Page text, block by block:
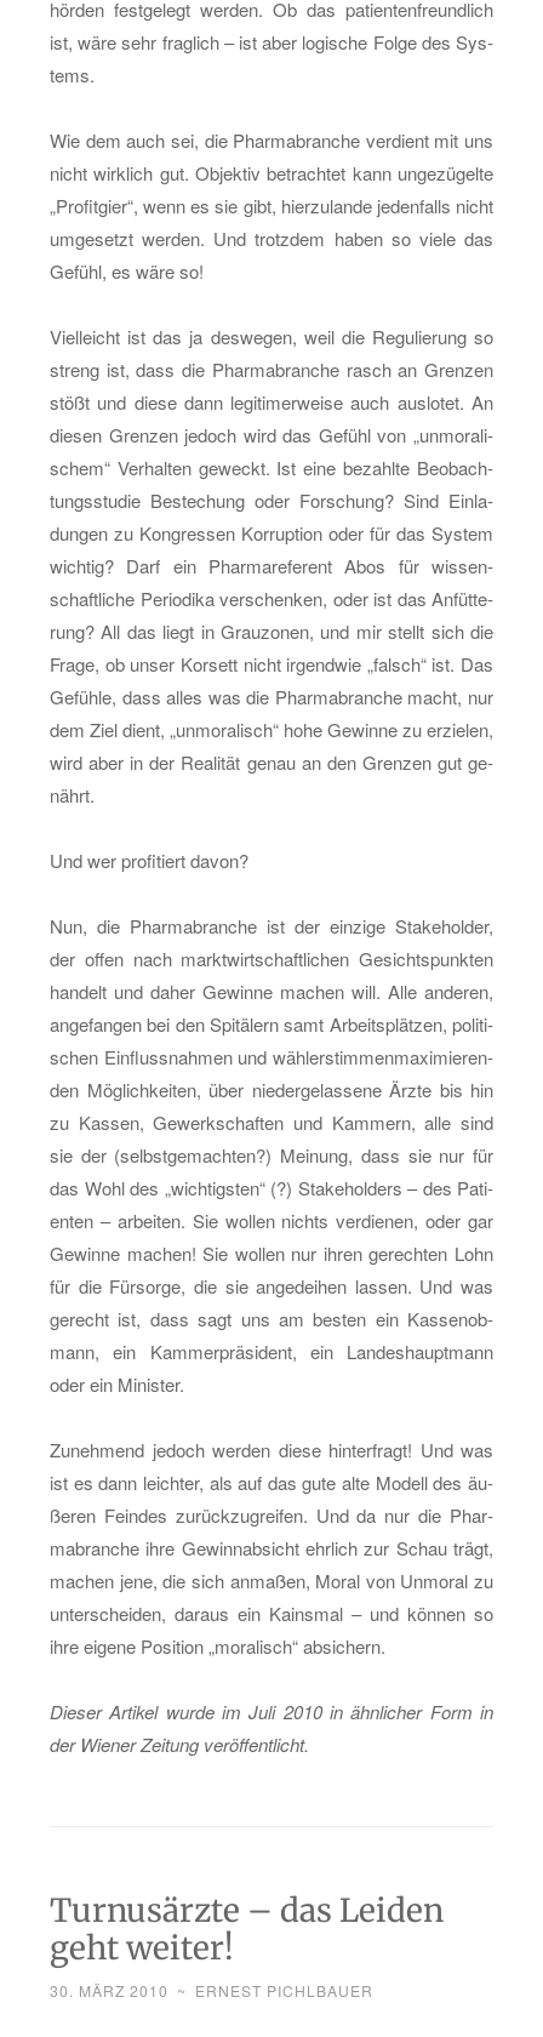
hör­den fest­ge­legt wer­den. Ob das pa­ti­en­ten­freund­lich
ist, wäre sehr frag­lich – ist aber lo­gi­sche Folge des Sys­
tems.
Wie dem auch sei, die Phar­ma­bran­che ver­dient mit uns
nicht wirk­lich gut. Ob­jek­tiv be­trach­tet kann un­ge­zü­gel­te
„Pro­fit­gier“, wenn es sie gibt, hier­zu­lan­de je­den­falls nicht
um­ge­setzt wer­den. Und trotz­dem haben so viele das
Ge­fühl, es wäre so!
Viel­leicht ist das ja des­we­gen, weil die Re­gu­lie­rung so
streng ist, dass die Phar­ma­bran­che rasch an Gren­zen
stößt und diese dann le­gi­ti­mer­wei­se auch aus­lo­tet. An
die­sen Gren­zen je­doch wird das Ge­fühl von „un­mo­ra­li­
schem“ Ver­hal­ten ge­weckt. Ist eine be­zahl­te Be­ob­ach­
tungs­stu­die Be­ste­chung oder For­schung? Sind Ein­la­
dun­gen zu Kon­gres­sen Kor­rup­ti­on oder für das Sys­tem
wich­tig? Darf ein Phar­ma­re­fe­rent Abos für wis­sen­
schaft­li­che Pe­ri­odi­ka ver­schen­ken, oder ist das An­füt­te­
rung? All das liegt in Grau­zo­nen, und mir stellt sich die
Frage, ob unser Kor­sett nicht ir­gend­wie „falsch“ ist. Das
Ge­füh­le, dass alles was die Phar­ma­bran­che macht, nur
dem Ziel dient, „un­mo­ra­lisch“ hohe Ge­win­ne zu er­zie­len,
wird aber in der Rea­li­tät genau an den Gren­zen gut ge­
nährt.
Und wer pro­fi­tiert davon?
Nun, die Phar­ma­bran­che ist der ein­zi­ge Sta­ke­hol­der,
der offen nach markt­wirt­schaft­li­chen Ge­sichts­punk­ten
han­delt und daher Ge­win­ne ma­chen will. Alle an­de­ren,
an­ge­fan­gen bei den Spi­tä­lern samt Ar­beits­plät­zen, po­li­ti­
schen Ein­fluss­nah­men und wäh­ler­stim­men­ma­xi­mie­ren­
den Mög­lich­kei­ten, über nie­der­ge­las­se­ne Ärzte bis hin
zu Kas­sen, Ge­werk­schaf­ten und Kam­mern, alle sind
sie der (selbst­ge­mach­ten?) Mei­nung, dass sie nur für
das Wohl des „wich­tigs­ten“ (?) Sta­ke­hol­ders – des Pa­ti­
en­ten – ar­bei­ten. Sie wol­len nichts ver­die­nen, oder gar
Ge­win­ne ma­chen! Sie wol­len nur ihren ge­rech­ten Lohn
für die Für­sor­ge, die sie an­ge­dei­hen las­sen. Und was
ge­recht ist, dass sagt uns am bes­ten ein Kas­sen­ob­
mann, ein Kam­mer­prä­si­dent, ein Lan­des­haupt­mann
oder ein Mi­nis­ter.
Zu­neh­mend je­doch wer­den diese hin­ter­fragt! Und was
ist es dann leich­ter, als auf das gute alte Mo­dell des äu­
ße­ren Fein­des zu­rück­zu­grei­fen. Und da nur die Phar­
ma­bran­che ihre Ge­winn­ab­sicht ehr­lich zur Schau trägt,
ma­chen jene, die sich an­ma­ßen, Moral von Un­mo­ral zu
un­ter­schei­den, dar­aus ein Kains­mal – und kön­nen so
ihre ei­ge­ne Po­si­ti­on „mo­ra­lisch“ ab­si­chern.
Die­ser Ar­ti­kel wurde im Juli 2010 in ähn­li­cher Form in
der Wie­ner Zei­tung ver­öf­fent­licht.
Turnusärzte – das Leiden
geht weiter!
30. MÄRZ 2010 ~ ERNEST PICHLBAUER